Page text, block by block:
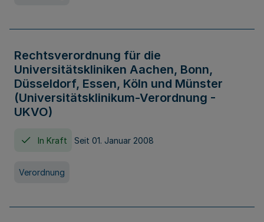
Rechtsverordnung für die
Universitätskliniken Aachen, Bonn,
Düsseldorf, Essen, Köln und Münster
(Universitätsklinikum-Verordnung -
UKVO)
In Kraft Seit 01. Januar 2008
Verordnung